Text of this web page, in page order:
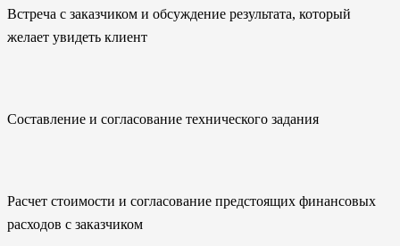
Встреча с заказчиком и обсуждение результата, который
желает увидеть клиент
Составление и согласование технического задания
Расчет стоимости и согласование предстоящих финансовых
расходов с заказчиком